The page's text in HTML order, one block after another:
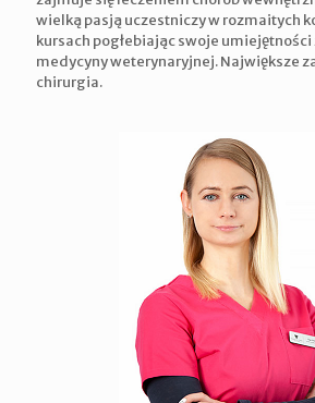
wielką pasją uczestniczy w rozmaitych
kursach pogłebiając swoje
medycyny weterynaryjnej. Największe
chirurgia.